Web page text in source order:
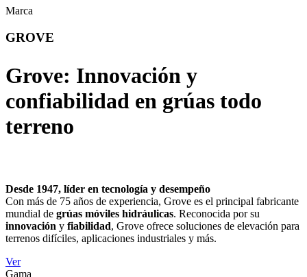
Marca
GROVE
Grove: Innovación y
confiabilidad en grúas todo
terreno
Desde 1947, líder en tecnología y desempeño
Con más de 75 años de experiencia, Grove es el principal fabricante
mundial de grúas móviles hidráulicas. Reconocida por su
innovación y fiabilidad, Grove ofrece soluciones de elevación para
terrenos difíciles, aplicaciones industriales y más.
Ver
Gama